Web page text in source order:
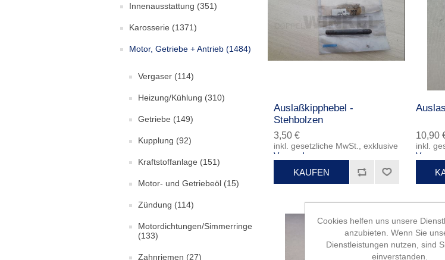
Innenausstattung (351)
Karosserie (1371)
Motor, Getriebe + Antrieb (1484)
Vergaser (114)
Heizung/Kühlung (310)
Getriebe (149)
Kupplung (92)
Kraftstoffanlage (151)
Motor- und Getriebeöl (15)
Zündung (114)
Motordichtungen/Simmerringe
(133)
Zahnriemen (27)
Auslaßkipphebel -
Stehbolzen
3,50 €
inkl. gesetzliche MwSt., exklusive
Versand
10,90
inkl.
Cookies helfen uns unsere
anzubieten. Wenn Sie
Dienstleistungen nutzen, sind
einverstanden.